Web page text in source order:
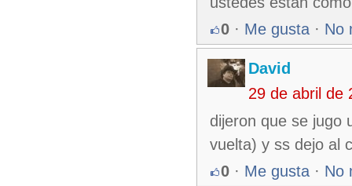
0 · Me gusta · No
David
29 de abril de
dijeron que se jugo
vuelta) y ss dejo al
0 · Me gusta · No